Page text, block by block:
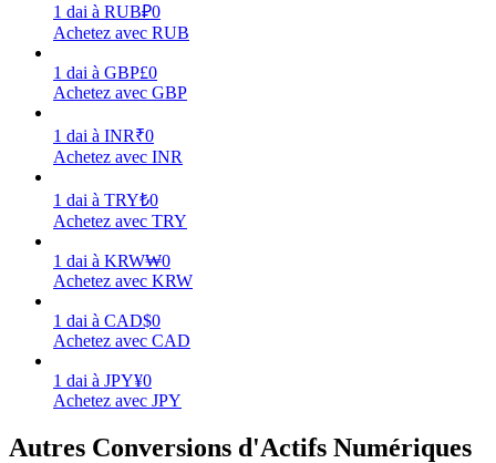
Cochon de puissance
Gagnez quotidiennement des récompenses compétitives
Des rendements élevés et un accès instantané
1 dai à RUB₽0
Achetez avec RUB
1 dai à GBP£0
Achetez avec GBP
1 dai à INR₹0
Achetez avec INR
1 dai à TRY₺0
Achetez avec TRY
1 dai à KRW₩0
Achetez avec KRW
1 dai à CAD$0
Achetez avec CAD
1 dai à JPY¥0
Achetez avec JPY
Autres Conversions d'Actifs Numériques